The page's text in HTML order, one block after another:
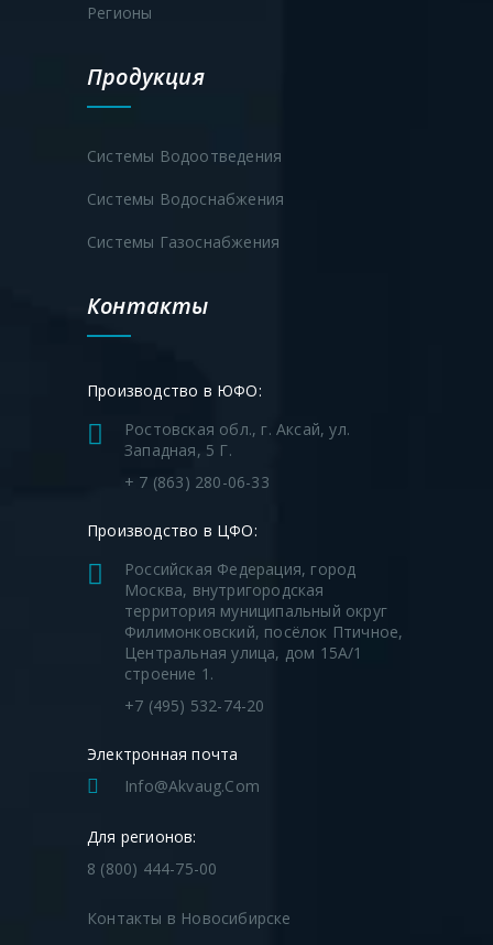
Регионы
Продукция
Системы Водоотведения
Системы Водоснабжения
Системы Газоснабжения
Контакты
Производство в ЮФО:
Ростовская обл., г. Аксай, ул.
Западная, 5 Г.
+ 7 (863) 280-06-33
Производство в ЦФО:
Российская Федерация, город
Москва, внутригородская
территория муниципальный округ
Филимонковский, посёлок Птичное,
Центральная улица, дом 15А/1
строение 1.
+7 (495) 532-74-20
Электронная почта
Info@akvaug.com
Для регионов:
8 (800) 444-75-00
Контакты в Новосибирске